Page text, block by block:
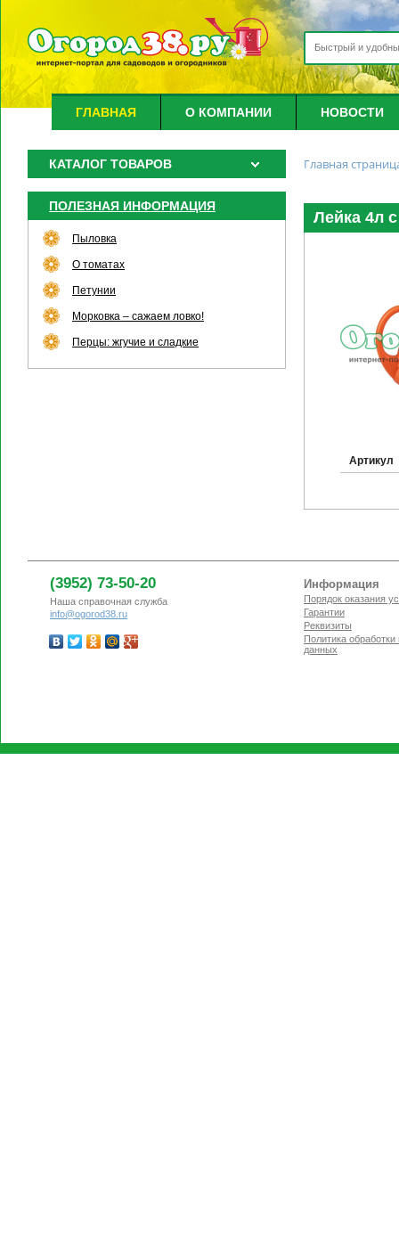
ГЛАВНАЯ О КОМПАНИИ НОВОСТИ
КАТАЛОГ ТОВАРОВ
ПОЛЕЗНАЯ ИНФОРМАЦИЯ
Пыловка
О томатах
Петунии
Морковка – сажаем ловко!
Перцы: жгучие и сладкие
Главная
Лейка 4л
Артикул
(3952) 73-50-20
Наша справочная служба
info@ogorod38.ru
Информация
Порядок оказания
Гарантии
Реквизиты
Политика
данных